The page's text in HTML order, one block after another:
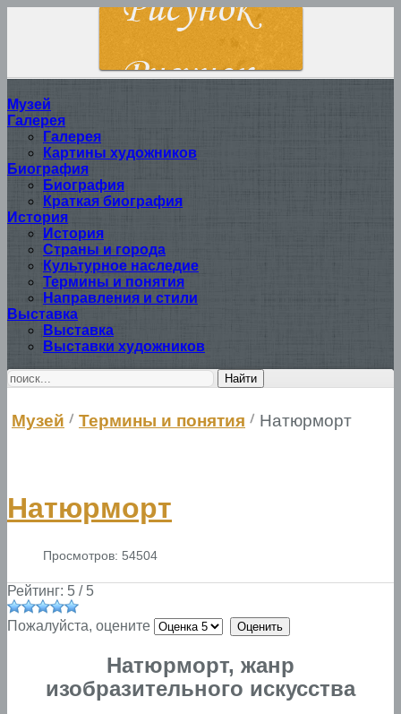
Музей
Галерея
Галерея
Картины художников
Биография
Биография
Краткая биография
История
История
Страны и города
Культурное наследие
Термины и понятия
Направления и стили
Выставка
Выставка
Выставки художников
Найти
Музей Термины и понятия Натюрморт
Натюрморт
Просмотров: 54504
Рейтинг: 5 / 5
Пожалуйста, оцените
Натюрморт, жанр
изобразительного искусства